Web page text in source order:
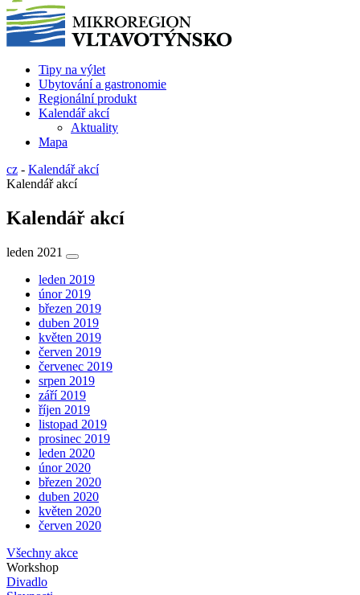
Tipy na výlet
Ubytování a gastronomie
Regionální produkt
Kalendář akcí
Aktuality
Mapa
cz - Kalendář akcí
Kalendář akcí
Kalendář akcí
leden 2021
leden 2019
únor 2019
březen 2019
duben 2019
květen 2019
červen 2019
červenec 2019
srpen 2019
září 2019
říjen 2019
listopad 2019
prosinec 2019
leden 2020
únor 2020
březen 2020
duben 2020
květen 2020
červen 2020
Všechny akce
Workshop
Divadlo